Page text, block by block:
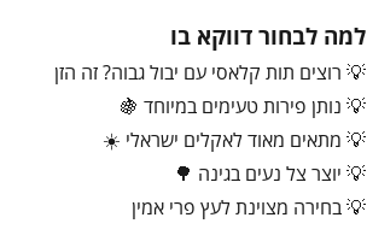
למה לבחור דווקא בו
💡 רוצים תות קלאסי עם יבול גבוה? זה הזן
💡 נותן פירות טעימים במיוחד 🍇
💡 מתאים מאוד לאקלים ישראלי ☀️
💡 יוצר צל נעים בגינה 🌳
💡 בחירה מצוינת לעץ פרי אמין